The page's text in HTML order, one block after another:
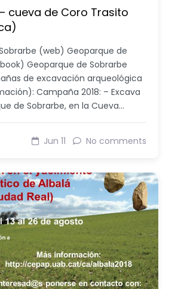
cueva de Coro Trasito
(web) Geoparque de
Geoparque de Sobrarbe
de excavación arqueológica
Campaña 2018: – Excava
de Sobrarbe, en la Cueva…
Jun 11 No comments